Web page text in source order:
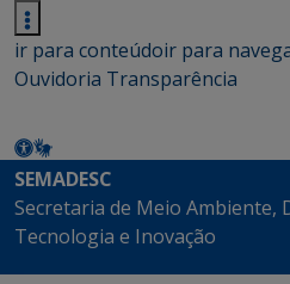
ir para conteúdoir para
Ouvidoria Transparência
SEMADESC
Secretaria de Meio Ambiente,
Tecnologia e Inovação